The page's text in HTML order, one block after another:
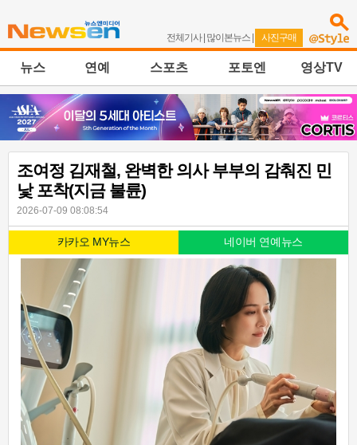
전체기사| 많이본뉴스 | 사진구매
뉴스 연예 스포츠 포토엔 영상TV
조여정 김재철, 완벽한 의사 부부의 감춰진 민
낯 포착(지금 불륜)
2026-07-09 08:08:54
카카오 MY뉴스 네이버 연예뉴스